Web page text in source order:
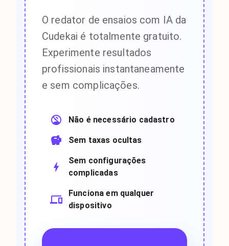
O redator de ensaios com IA da
Cudekai é totalmente gratuito.
Experimente resultados
profissionais instantaneamente
e sem complicações.
Não é necessário cadastro
Sem taxas ocultas
Sem configurações
complicadas
Funciona em qualquer
dispositivo